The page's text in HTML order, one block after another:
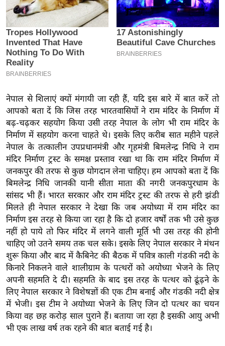
इ
म
ई
-
पे
र
मि
सा
ल
बे
मि
सा
ल
श
ख्सि
य
त
यं
ग
इं
डि
या
नेपाल से शिलाएं क्यों मंगायी जा रही हैं, यदि इस बारे में बात करें तो
आपको बता दें कि जिस तरह भारतवासियों ने राम मंदिर के निर्माण में
बढ़-चढ़कर सहयोग किया उसी तरह नेपाल के लोग भी राम मंदिर के
निर्माण में सहयोग करना चाहते थे। इसके लिए करीब सात महीने पहले
नेपाल के तत्कालीन उपप्रधानमंत्री और गृहमंत्री बिमलेन्द्र निधि ने राम
मंदिर निर्माण ट्रस्ट के समक्ष प्रस्ताव रखा था कि राम मंदिर निर्माण में
जनकपुर की तरफ से कुछ योगदान लेना चाहिए। हम आपको बता दें कि
बिमलेन्द्र निधि जानकी यानी सीता माता की नगरी जनकपुरधाम के
सांसद भी हैं। भारत सरकार और राम मंदिर ट्रस्ट की तरफ से हरी झंडी
मिलते ही नेपाल सरकार ने देखा कि जब अयोध्या में राम मंदिर का
निर्माण इस तरह से किया जा रहा है कि दो हजार वर्षों तक भी उसे कुछ
नहीं हो पाये तो फिर मंदिर में लगने वाली मूर्ति भी उस तरह की होनी
चाहिए जो उतने समय तक चल सके। इसके लिए नेपाल सरकार ने मंथन
शुरू किया और बाद में कैबिनेट की बैठक में पवित्र काली गंडकी नदी के
किनारे निकलने वाले शालीग्राम के पत्थरों को अयोध्या भेजने के लिए
अपनी सहमति दे दी। सहमति के बाद इस तरह के पत्थर को ढूंढ़ने के
लिए नेपाल सरकार ने विशेषज्ञों की एक टीम बनाई और गंडकी नदी क्षेत्र
में भेजी। इस टीम ने अयोध्या भेजने के लिए जिन दो पत्थर का चयन
किया वह छह करोड़ साल पुराने हैं। बताया जा रहा है इसकी आयु अभी
भी एक लाख वर्ष तक रहने की बात बताई गई है।